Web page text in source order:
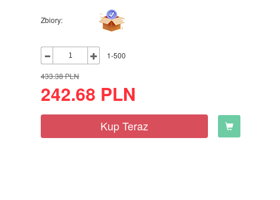
Zbiory:
1-500
242.68 PLN
433.38PLN
Kup Teraz